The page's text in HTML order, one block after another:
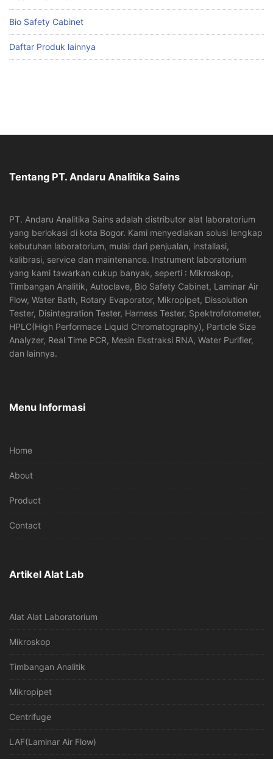
Bio Safety Cabinet
Daftar Produk lainnya
Tentang PT. Andaru Analitika Sains
PT. Andaru Analitika Sains adalah distributor alat laboratorium
yang berlokasi di kota Bogor. Kami menyediakan solusi lengkap
kebutuhan laboratorium, mulai dari penjualan, installasi,
kalibrasi, service dan maintenance. Instrument laboratorium
yang kami tawarkan cukup banyak, seperti : Mikroskop,
Timbangan Analitik, Autoclave, Bio Safety Cabinet, Laminar Air
Flow, Water Bath, Rotary Evaporator, Mikropipet, Dissolution
Tester, Disintegration Tester, Harness Tester, Spektrofotometer,
HPLC(High Performace Liquid Chromatography), Particle Size
Analyzer, Real Time PCR, Mesin Ekstraksi RNA, Water Purifier,
dan lainnya.
Menu Informasi
Home
About
Product
Contact
Artikel Alat Lab
Alat Alat Laboratorium
Mikroskop
Timbangan Analitik
Mikropipet
Centrifuge
LAF(Laminar Air Flow)